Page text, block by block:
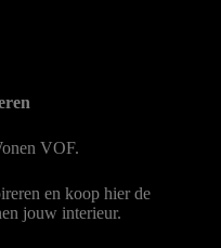
VOF.
en koop hier de
jouw interieur.